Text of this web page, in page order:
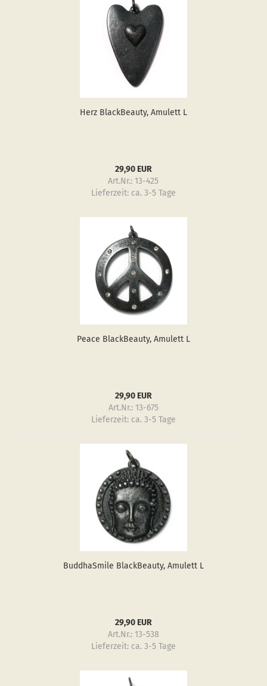
Herz Black­Be­au­ty, Amu­lett L
29,90 EUR
Art.Nr.: 13-425
Lieferzeit: ca. 3-5 Tage
Peace Black­Be­au­ty, Amu­lett L
29,90 EUR
Art.Nr.: 13-675
Lieferzeit: ca. 3-5 Tage
Bud­dha­Smi­le Black­Be­au­ty, Amu­lett L
29,90 EUR
Art.Nr.: 13-538
Lieferzeit: ca. 3-5 Tage